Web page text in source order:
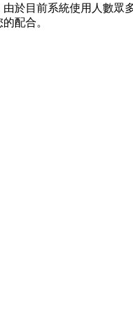
於目前系統使用人數眾
配合。